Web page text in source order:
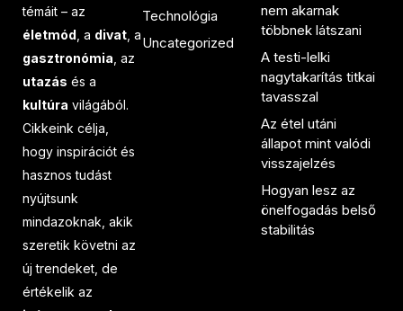
témáit – az
életmód , a divat , a
gasztronómia , az
utazás és a
kultúra világából.
Cikkeink célja,
hogy inspirációt és
hasznos tudást
nyújtsunk
mindazoknak, akik
szeretik követni az
új trendeket, de
értékelik az
Technológia
Uncategorized
nem akarnak
többnek látszani
A testi-lelki
nagytakarítás titkai
tavasszal
Az étel utáni
állapot mint valódi
visszajelzés
Hogyan lesz az
önelfogadás belső
stabilitás